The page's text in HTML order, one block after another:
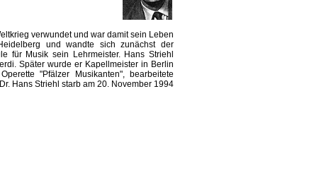
verwundet und war damit sein Leben
und wandte sich zunächst der
für Musik sein Lehrmeister. Hans Striehl
Später wurde er Kapellmeister in Berlin
"Pfälzer Musikanten", bearbeitete
Hans Striehl starb am 20. November 1994